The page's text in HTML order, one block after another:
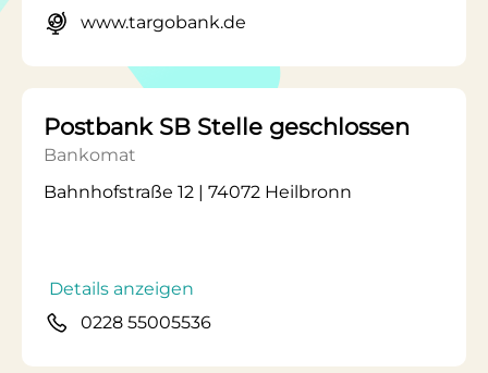
www.targobank.de
Postbank SB Stelle geschlossen
Bankomat
Bahnhofstraße 12 | 74072 Heilbronn
Details anzeigen
0228 55005536